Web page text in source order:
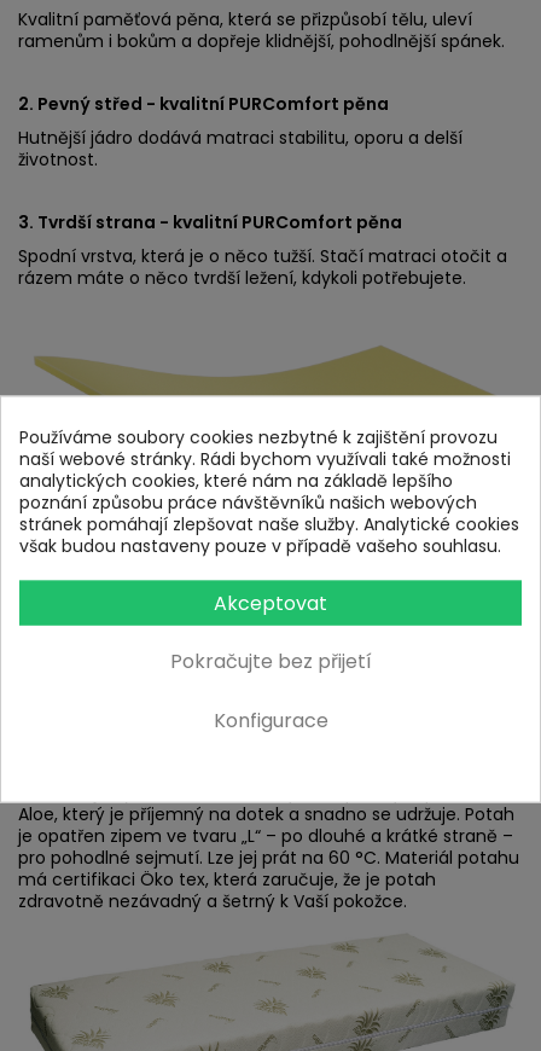
Kvalitní paměťová pěna, která se přizpůsobí tělu, uleví
ramenům i bokům a dopřeje klidnější, pohodlnější spánek.
2. Pevný střed - kvalitní PURComfort pěna
Hutnější jádro dodává matraci stabilitu, oporu a delší
životnost.
3. Tvrdší strana - kvalitní PURComfort pěna
Spodní vrstva, která je o něco tužší. Stačí matraci otočit a
rázem máte o něco tvrdší ležení, kdykoli potřebujete.
Aloe, který je příjemný na dotek a snadno se udržuje. Potah
je opatřen zipem ve tvaru „L“ – po dlouhé a krátké straně –
pro pohodlné sejmutí. Lze jej prát na 60 °C. Materiál potahu
má certifikaci Öko tex, která zaručuje, že je potah
zdravotně nezávadný a šetrný k Vaší pokožce.
Používáme soubory cookies nezbytné k zajištění provozu
naší webové stránky. Rádi bychom využívali také možnosti
analytických cookies, které nám na základě lepšího
poznání způsobu práce návštěvníků našich webových
stránek pomáhají zlepšovat naše služby. Analytické cookies
však budou nastaveny pouze v případě vašeho souhlasu.
Akceptovat
Pokračujte bez přijetí
Konfigurace